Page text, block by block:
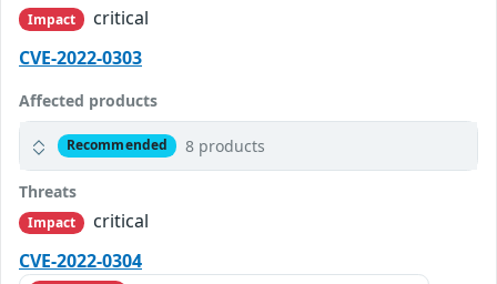
Impact
critical
CVE-2022-0303
Affected products
Recommended 8 products
Threats
Impact
critical
CVE-2022-0304